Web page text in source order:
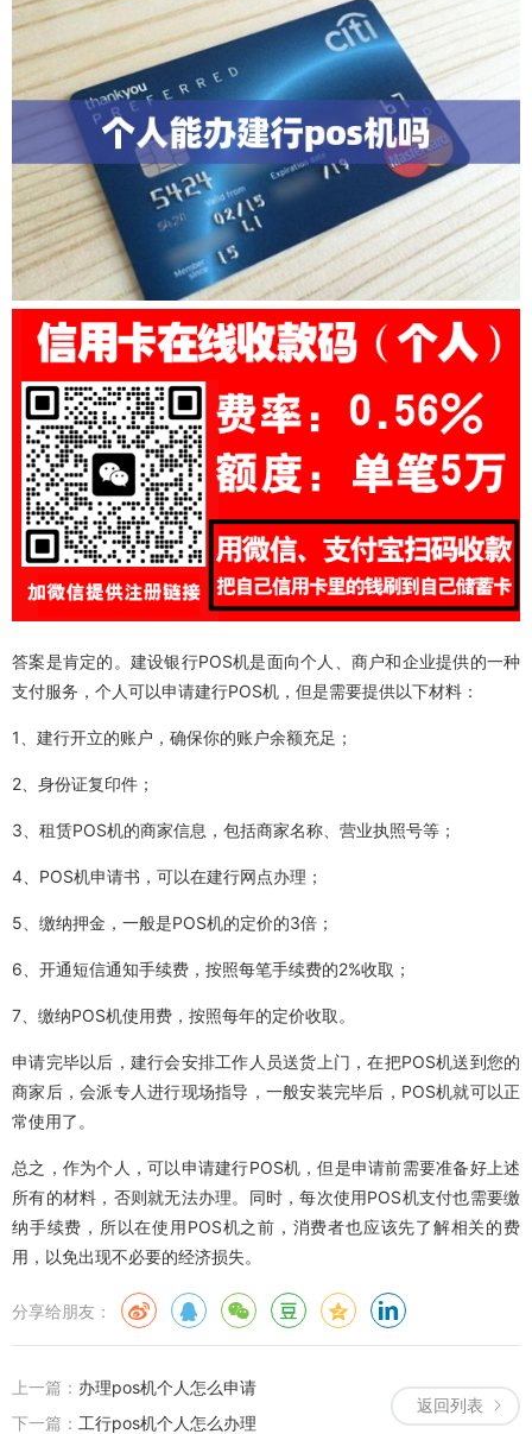
答案是肯定的。建设银行POS机是面向个人、商户和企业提供的一种
支付服务，个人可以申请建行POS机，但是需要提供以下材料：
1、建行开立的账户，确保你的账户余额充足；
2、身份证复印件；
3、租赁POS机的商家信息，包括商家名称、营业执照号等；
4、POS机申请书，可以在建行网点办理；
5、缴纳押金，一般是POS机的定价的3倍；
6、开通短信通知手续费，按照每笔手续费的2%收取；
7、缴纳POS机使用费，按照每年的定价收取。
申请完毕以后，建行会安排工作人员送货上门，在把POS机送到您的
商家后，会派专人进行现场指导，一般安装完毕后，POS机就可以正
常使用了。
总之，作为个人，可以申请建行POS机，但是申请前需要准备好上述
所有的材料，否则就无法办理。同时，每次使用POS机支付也需要缴
纳手续费，所以在使用POS机之前，消费者也应该先了解相关的费
用，以免出现不必要的经济损失。
分享给朋友：
返回列表
上一篇： 办理pos机个人怎么申请
下一篇： 工行pos机个人怎么办理